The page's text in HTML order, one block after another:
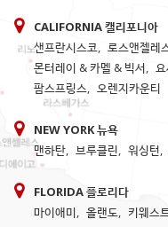
CALIFORNIA 캘리포니아
샌프란시스코, 로스앤젤레
몬터레이 & 카멜 & 빅서,
팜스프링스, 오렌지카운티
NEW YORK 뉴욕
맨하탄, 브루클린, 워싱턴,
FLORIDA 플로리다
마이애미, 올랜도, 키웨스